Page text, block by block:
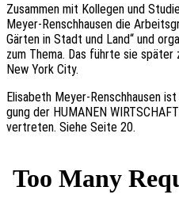
Zusam­men mit Kolle­gen und
Meyer-Renschhau­sen die
Gärten in Stadt und Land“ und
zum Thema. Das führte sie später
New York City.
Elisa­beth Meyer-Renschhau­sen
gung der HUMANEN
vertre­ten. Siehe Seite 20.